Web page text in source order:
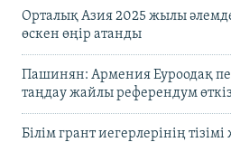
Орталық Азия 2025 жылы
өскен өңір атанды
Пашинян: Армения Еуроодақ
таңдау жайлы референдум
Білім грант иегерлерінің